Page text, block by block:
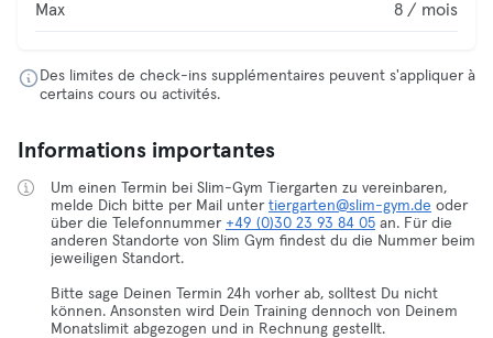
Max 8 / mois
Des limites de check-ins supplémentaires peuvent s'appliquer à
certains cours ou activités.
Informations importantes
Um einen Termin bei Slim-Gym Tiergarten zu vereinbaren,
melde Dich bitte per Mail unter tiergarten@slim-gym.de oder
über die Telefonnummer +49 (0)30 23 93 84 05 an. Für die
anderen Standorte von Slim Gym findest du die Nummer beim
jeweiligen Standort.
Bitte sage Deinen Termin 24h vorher ab, solltest Du nicht
können. Ansonsten wird Dein Training dennoch von Deinem
Monatslimit abgezogen und in Rechnung gestellt.